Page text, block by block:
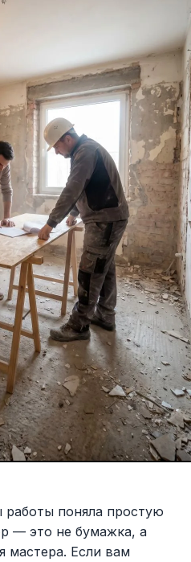
поняла простую
— это не бумажка, а
мастера. Если вам